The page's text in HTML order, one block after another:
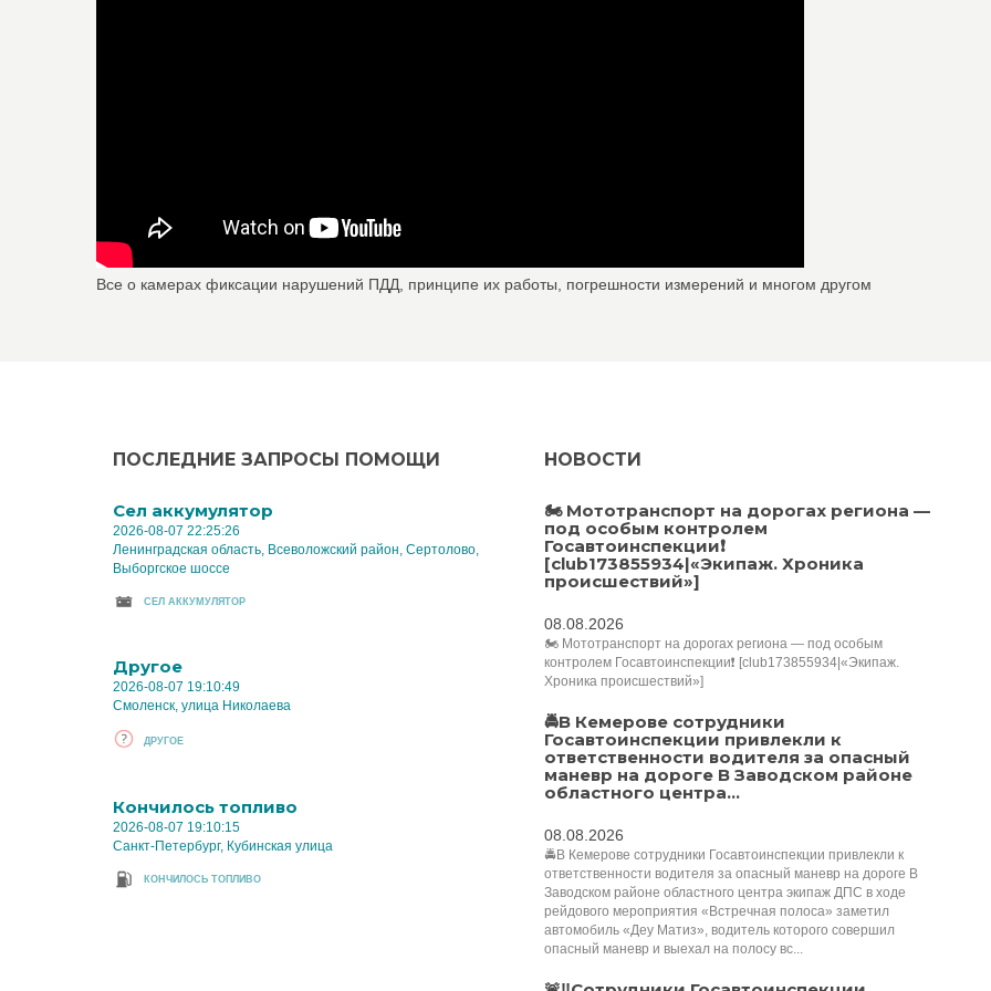
Все о камерах фиксации нарушений ПДД, принципе их работы, погрешности измерений и многом другом
ПОСЛЕДНИЕ ЗАПРОСЫ ПОМОЩИ
Cел аккумулятор
2026-08-07 22:25:26
Ленинградская область, Всеволожский район, Сертолово,
Выборгское шоссе
CЕЛ АККУМУЛЯТОР
Другое
2026-08-07 19:10:49
Смоленск, улица Николаева
ДРУГОЕ
Кончилось топливо
2026-08-07 19:10:15
Санкт-Петербург, Кубинская улица
КОНЧИЛОСЬ ТОПЛИВО
НОВОСТИ
🏍️ Мототранспорт на дорогах региона —
под особым контролем
Госавтоинспекции❗️
[club173855934|«Экипаж. Хроника
происшествий»]
08.08.2026
🏍️ Мототранспорт на дорогах региона — под особым
контролем Госавтоинспекции❗️ [club173855934|«Экипаж.
Хроника происшествий»]
🚔В Кемерове сотрудники
Госавтоинспекции привлекли к
ответственности водителя за опасный
маневр на дороге В Заводском районе
областного центра...
08.08.2026
🚔В Кемерове сотрудники Госавтоинспекции привлекли к
ответственности водителя за опасный маневр на дороге В
Заводском районе областного центра экипаж ДПС в ходе
рейдового мероприятия «Встречная полоса» заметил
автомобиль «Деу Матиз», водитель которого совершил
опасный маневр и выехал на полосу вс...